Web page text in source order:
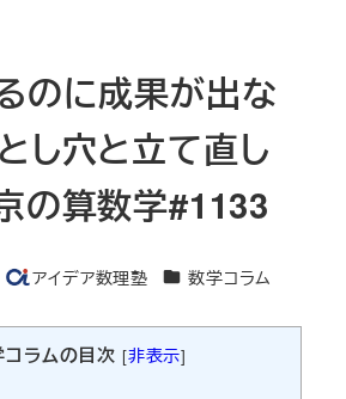
のに成果が出な
し穴と立て直し
の算数学#1133
著
アイデア数理塾 カテゴリー
数学コラム
コラムの目次 [非表示]